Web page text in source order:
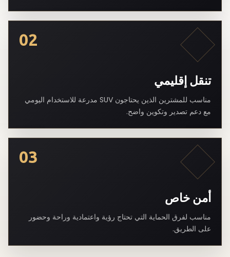
02
تنقل إقليمي
مناسب للمشترين الذين يحتاجون SUV مدرعة للاستخدام اليومي
مع دعم تصدير وتكوين واضح.
03
أمن خاص
مناسب لفرق الحماية التي تحتاج رؤية واعتمادية وراحة وحضور
على الطريق.